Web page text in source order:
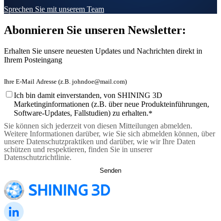
Sprechen Sie mit unserem Team
Abonnieren Sie unseren Newsletter:
Erhalten Sie unsere neuesten Updates und Nachrichten direkt in
Ihrem Posteingang
Ich bin damit einverstanden, von SHINING 3D
Marketinginformationen (z.B. über neue Produkteinführungen,
Software-Updates, Fallstudien) zu erhalten.*
Sie können sich jederzeit von diesen Mitteilungen abmelden.
Weitere Informationen darüber, wie Sie sich abmelden können, über
unsere Datenschutzpraktiken und darüber, wie wir Ihre Daten
schützen und respektieren, finden Sie in unserer
Datenschutzrichtlinie.